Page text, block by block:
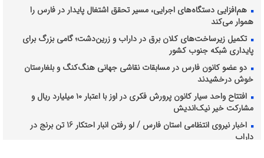
هم‌افزایی دستگاه‌های اجرایی، مسیر تحقق اشتغال پایدار در فارس را
هموار می‌کند
تکمیل زیرساخت‌های کلان برق در داراب و زرین‌دشت؛ گامی بزرگ برای
پایداری شبکه جنوب کشور
دو عضو کانون فارس در مسابقات نقاشی جهانی هنگ‌کنگ و بلغارستان
خوش درخشیدند
افتتاح واحد سیار کانون پرورش فکری در اوز با اعتبار ۱۰ میلیارد ریال و
مشارکت خیر نیک‌اندیش
اخبار نیروی انتظامی استان فارس / لو رفتن انبار احتکار 16 تن برنج در
داراب